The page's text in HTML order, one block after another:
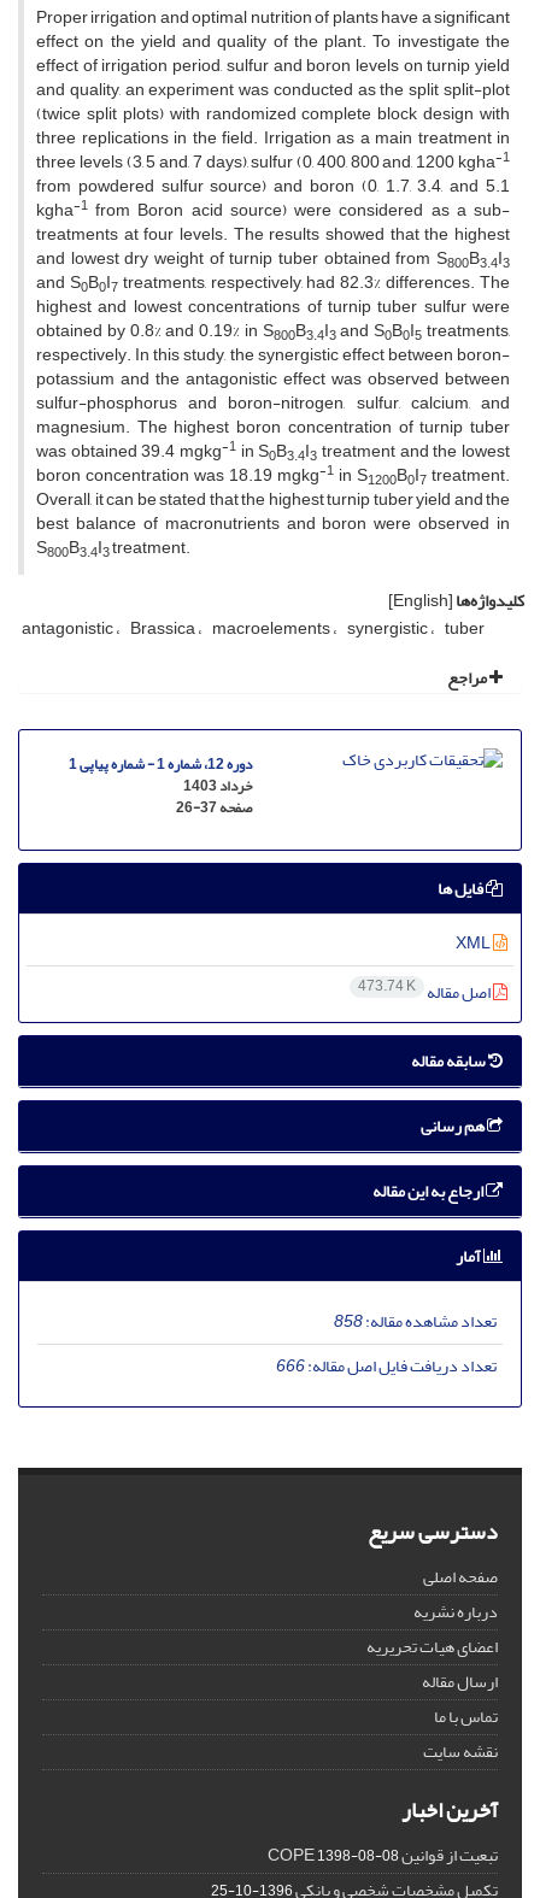
Proper irrigation and optimal nutrition of plants have a significant
effect on the yield and quality of the plant. To investigate the
effect of irrigation period, sulfur and boron levels on turnip yield
and quality, an experiment was conducted as the split split-plot
(twice split plots) with randomized complete block design with
three replications in the field. Irrigation as a main treatment in
three levels (3, 5 and, 7 days), sulfur (0, 400, 800 and, 1200 kgha-1
from powdered sulfur source) and boron (0, 1.7, 3.4, and 5.1
kgha-1 from Boron acid source) were considered as a sub-
treatments at four levels. The results showed that the highest
and lowest dry weight of turnip tuber obtained from S800B3.4I3
and S0B0I7treatments, respectively, had 82.3% differences. The
highest and lowest concentrations of turnip tuber sulfur were
obtained by 0.8% and 0.19% in S800B3.4I3and S0B0I5 treatments,
respectively. In this study, the synergistic effect between boron-
potassium and the antagonistic effect was observed between
sulfur-phosphorus and boron-nitrogen, sulfur, calcium, and
magnesium. The highest boron concentration of turnip tuber
was obtained 39.4 mgkg-1 in S0B3.4I3 treatment and the lowest
boron concentration was 18.19 mgkg-1 in S1200B0I7 treatment.
Overall, it can be stated that the highest turnip tuber yield and the
best balance of macronutrients and boron were observed in
S800B3.4I3treatment.
کلیدواژه‌ها[English]
antagonistic Brassica macroelements synergistic tuber
مراجع
دوره 12، شماره 1 - شماره پیاپی 1
خرداد 1403
صفحه26-37
فایل ها
اصل مقاله 473.74 K
سابقه مقاله
هم رسانی
ارجاع به این مقاله
آمار
تعداد مشاهده مقاله:858
تعداد دریافت فایل اصل مقاله:666
دسترسی سریع
صفحه اصلی
درباره نشریه
اعضای هیات تحریریه
ارسال مقاله
تماس با ما
نقشه سایت
آخرین اخبار
تبعیت از قوانین COPE1398-08-08
تکمیل مشخصات شخصی و بانکی1396-10-25